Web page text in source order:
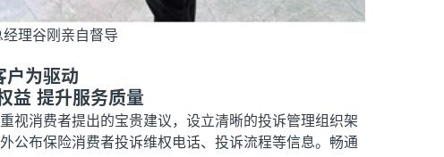
理谷刚亲自督导
户为驱动
益 提升服务质量
消费者提出的宝贵建议，设立清晰的投诉管理组织架
公布保险消费者投诉维权电话、投诉流程等信息。畅通